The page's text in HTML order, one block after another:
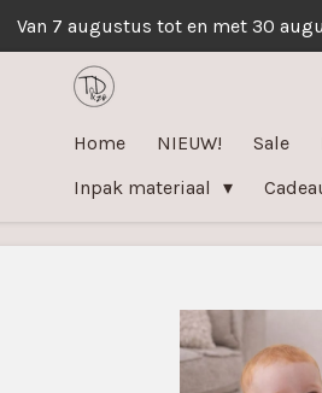
Van 7 augustus tot en met 30
Home NIEUW! Sale
Inpak materiaal